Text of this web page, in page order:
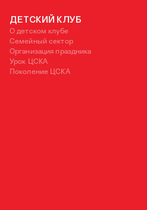
ДЕТСКИЙ КЛУБ
О детском клубе
Семейный сектор
Организация праздника
Урок ЦСКА
Поколение ЦСКА